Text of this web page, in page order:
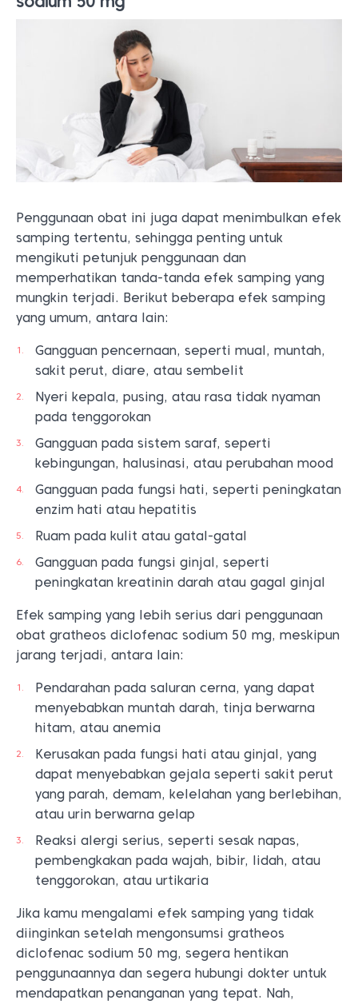
Penggunaan obat ini juga dapat menimbulkan efek
samping tertentu, sehingga penting untuk
mengikuti petunjuk penggunaan dan
memperhatikan tanda-tanda efek samping yang
mungkin terjadi. Berikut beberapa efek samping
yang umum, antara lain:
Gangguan pencernaan, seperti mual, muntah,
sakit perut, diare, atau sembelit
Nyeri kepala, pusing, atau rasa tidak nyaman
pada tenggorokan
Gangguan pada sistem saraf, seperti
kebingungan, halusinasi, atau perubahan mood
Gangguan pada fungsi hati, seperti peningkatan
enzim hati atau hepatitis
Ruam pada kulit atau gatal-gatal
Gangguan pada fungsi ginjal, seperti
peningkatan kreatinin darah atau gagal ginjal
Efek samping yang lebih serius dari penggunaan
obat gratheos diclofenac sodium 50 mg, meskipun
jarang terjadi, antara lain:
Pendarahan pada saluran cerna, yang dapat
menyebabkan muntah darah, tinja berwarna
hitam, atau anemia
Kerusakan pada fungsi hati atau ginjal, yang
dapat menyebabkan gejala seperti sakit perut
yang parah, demam, kelelahan yang berlebihan,
atau urin berwarna gelap
Reaksi alergi serius, seperti sesak napas,
pembengkakan pada wajah, bibir, lidah, atau
tenggorokan, atau urtikaria
Jika kamu mengalami efek samping yang tidak
diinginkan setelah mengonsumsi gratheos
diclofenac sodium 50 mg, segera hentikan
penggunaannya dan segera hubungi dokter untuk
mendapatkan penanganan yang tepat. Nah,